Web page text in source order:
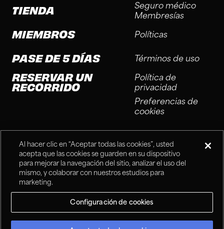
TIENDA
MIEMBROS
PASE DE 5 DÍAS
RESERVAR UN
RECORRIDO
Seguro médico
Membresías
Políticas
Términos de uso
Política de
privacidad
Preferencias de
cookies
®Fitness Connection, 2025
Al hacer clic en “Aceptar todas las cookies”, usted
acepta que las cookies se guarden en su dispositivo
para mejorar la navegación del sitio, analizar el uso del
mismo, y colaborar con nuestros estudios para
marketing.
Configuración de cookies